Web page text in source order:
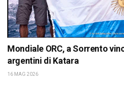
Mondiale ORC, a Sorrento
argentini di Katara
16 MAG 2026